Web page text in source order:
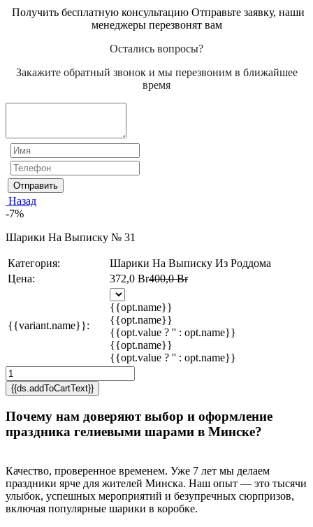
Получить бесплатную консультацию Отправьте заявку, наши
менеджеры перезвонят вам
Остались вопросы?
Закажите обратный звонок и мы перезвоним в ближайшее
время
Отправить
Назад
-7%
Шарики На Выписку № 31
Категория:
Шарики На Выписку Из Роддома
Цена:
372,0 Br400,0 Br
{{variant.name}}:
{{opt.name}}
{{opt.name}}
{{opt.value ? '' : opt.name}}
{{opt.name}}
{{opt.value ? '' : opt.name}}
{{ds.addToCartText}}
Почему нам доверяют выбор и оформление
праздника гелиевыми шарами в Минске?
Качество, проверенное временем. Уже 7 лет мы делаем
праздники ярче для жителей Минска. Наш опыт — это тысячи
улыбок, успешных мероприятий и безупречных сюрпризов,
включая популярные шарики в коробке.